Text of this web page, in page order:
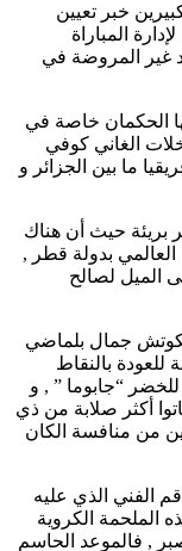
خبر تعيين
المباراة
غير المروضة في
الحكمان خاصة في
الغاني كوفي
ما بين الجزائر و
بريئة حيث أن هناك
بدولة قطر ,
الميل لصالح
جمال بلماضي
بالنقاط
“جابوما ” , و
أكثر صلابة من ذي
من منافسة الكان
الفني الذي عليه
الملحمة الكروية
, فالموعد الحاسم